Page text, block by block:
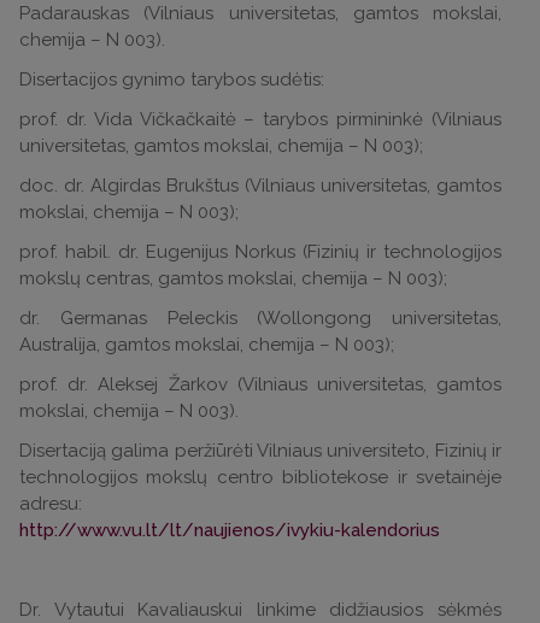
Padarauskas (Vilniaus universitetas, gamtos mokslai,
chemija – N 003).
Disertacijos gynimo tarybos sudėtis:
prof. dr. Vida Vičkačkaitė – tarybos pirmininkė (Vilniaus
universitetas, gamtos mokslai, chemija – N 003);
doc. dr. Algirdas Brukštus (Vilniaus universitetas, gamtos
mokslai, chemija – N 003);
prof. habil. dr. Eugenijus Norkus (Fizinių ir technologijos
mokslų centras, gamtos mokslai, chemija – N 003);
dr. Germanas Peleckis (Wollongong universitetas,
Australija, gamtos mokslai, chemija – N 003);
prof. dr. Aleksej Žarkov (Vilniaus universitetas, gamtos
mokslai, chemija – N 003).
Disertaciją galima peržiūrėti Vilniaus universiteto, Fizinių ir
technologijos mokslų centro bibliotekose ir svetainėje
adresu:
http://www.vu.lt/lt/naujienos/ivykiu-kalendorius
Dr. Vytautui Kavaliauskui linkime didžiausios sėkmės